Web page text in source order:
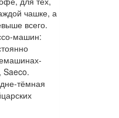
чашке, а
всего.
машин:
Saeco.
тёмная